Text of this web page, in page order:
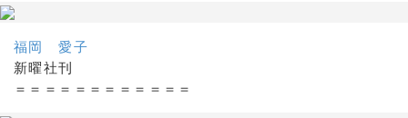
福岡 愛子
新曜社刊
＝＝＝＝＝＝＝＝＝＝＝＝